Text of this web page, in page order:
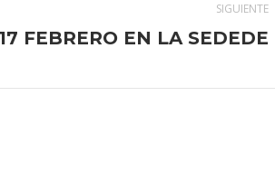
SIGUIENTE
FEBRERO EN LA SEDEDE